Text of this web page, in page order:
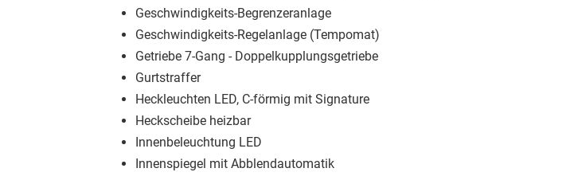
Geschwindigkeits-Begrenzeranlage
Geschwindigkeits-Regelanlage (Tempomat)
Getriebe 7-Gang - Doppelkupplungsgetriebe
Gurtstraffer
Heckleuchten LED, C-förmig mit Signature
Heckscheibe heizbar
Innenbeleuchtung LED
Innenspiegel mit Abblendautomatik